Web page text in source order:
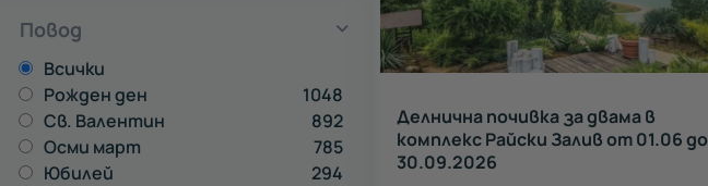
Повод
Всички
Рожден ден
1048
Св. Валентин
892
Осми март
785
Юбилей
294
Делнична почивка за двама в
комплекс Райски Залив от 01.06 до
30.09.2026